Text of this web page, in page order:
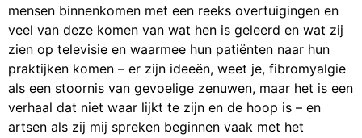
mensen binnenkomen met een reeks overtuigingen en
veel van deze komen van wat hen is geleerd en wat zij
zien op televisie en waarmee hun patiënten naar hun
praktijken komen – er zijn ideeën, weet je, fibromyalgie
als een stoornis van gevoelige zenuwen, maar het is een
verhaal dat niet waar lijkt te zijn en de hoop is – en
artsen als zij mij spreken beginnen vaak met het